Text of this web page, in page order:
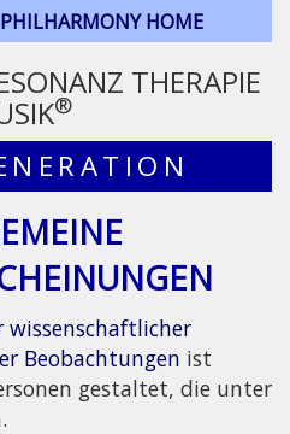
HOME
THERAPIE
®
wissenschaftlicher
Beobachtungen ist
gestaltet, die unter